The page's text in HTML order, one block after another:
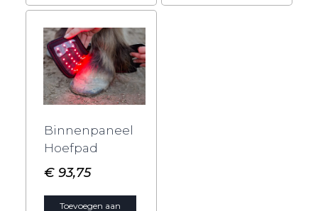
Binnenpaneel
Hoefpad
€93,75
Toevoegen aan